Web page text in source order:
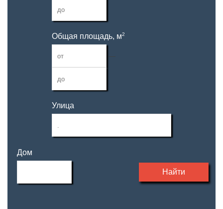
Общая площадь, м2
—
Улица
Дом
Найти